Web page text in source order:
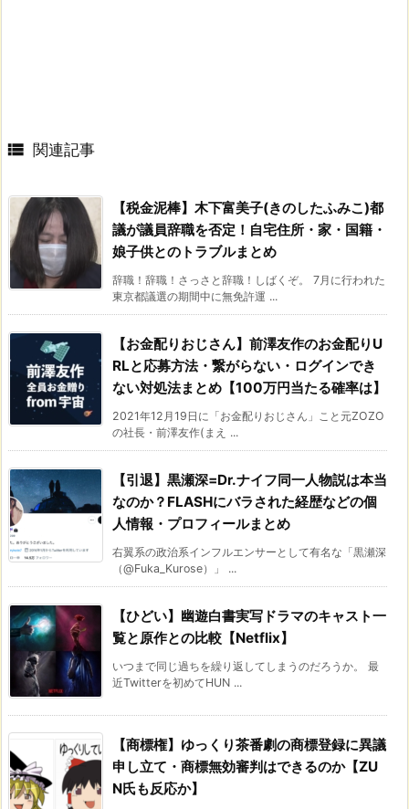
 関連記事
【税金泥棒】木下富美子(きのしたふみこ)都
議が議員辞職を否定！自宅住所・家・国籍・
娘子供とのトラブルまとめ
辞職！辞職！さっさと辞職！しばくぞ。 7月に行われた
東京都議選の期間中に無免許運 ...
【お金配りおじさん】前澤友作のお金配りU
RLと応募方法・繋がらない・ログインでき
ない対処法まとめ【100万円当たる確率は】
2021年12月19日に「お金配りおじさん」こと元ZOZO
の社長・前澤友作(まえ ...
【引退】黒瀬深=Dr.ナイフ同一人物説は本当
なのか？FLASHにバラされた経歴などの個
人情報・プロフィールまとめ
右翼系の政治系インフルエンサーとして有名な「黒瀬深
（@Fuka_Kurose）」 ...
【ひどい】幽遊白書実写ドラマのキャスト一
覧と原作との比較【Netflix】
いつまで同じ過ちを繰り返してしまうのだろうか。 最
近Twitterを初めてHUN ...
【商標権】ゆっくり茶番劇の商標登録に異議
申し立て・商標無効審判はできるのか【ZU
N氏も反応か】